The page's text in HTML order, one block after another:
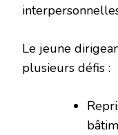
Le jeune
plusieurs défis :